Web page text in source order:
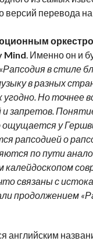
перевода
Mind . Именно он и
Рапсодия в стиле
в разных
Но точнее
запретов.
у
рапсодией о
по пути
калейдоскопом
связаны с
продолжением
английским